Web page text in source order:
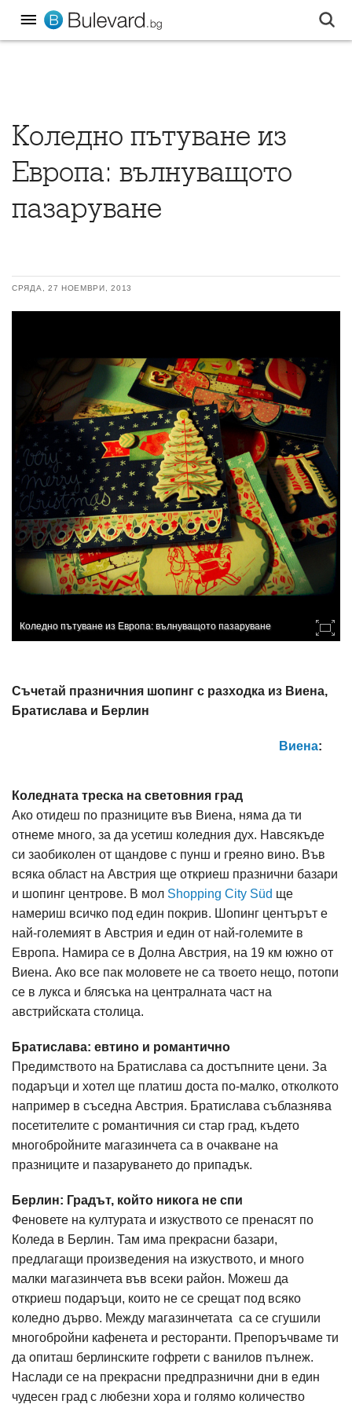
Коледно пътуване из
Европа: вълнуващото
пазаруване
СРЯДА, 27 НОЕМВРИ, 2013
Коледно пътуване из Европа: вълнуващото пазаруване
Съчетай празничния шопинг с разходка из Виена,
Братислава и Берлин
Виена:
Коледната треска на световния град
Ако отидеш по празниците във Виена, няма да ти
отнеме много, за да усетиш коледния дух. Навсякъде
си заобиколен от щандове с пунш и греяно вино. Във
всяка област на Австрия ще откриеш празнични базари
и шопинг центрове. В мол Shopping City Süd ще
намериш всичко под един покрив. Шопинг центърът е
най-големият в Австрия и един от най-големите в
Европа. Намира се в Долна Австрия, на 19 км южно от
Виена. Ако все пак моловете не са твоето нещо, потопи
се в лукса и блясъка на централната част на
австрийската столица.
Братислава: евтино и романтично
Предимството на Братислава са достъпните цени. За
подаръци и хотел ще платиш доста по-малко, отколкото
например в съседна Австрия. Братислава съблазнява
посетителите с романтичния си стар град, където
многобройните магазинчета са в очакване на
празниците и пазаруването до припадък.
Берлин: Градът, който никога не спи
Феновете на културата и изкуството се пренасят по
Коледа в Берлин. Там има прекрасни базари,
предлагащи произведения на изкуството, и много
малки магазинчета във всеки район. Можеш да
откриеш подаръци, които не се срещат под всяко
коледно дърво. Между магазинчетата са се сгушили
многобройни кафенета и ресторанти. Препоръчваме ти
да опиташ берлинските гофрети с ванилов пълнеж.
Наслади се на прекрасни предпразнични дни в един
чудесен град с любезни хора и голямо количество